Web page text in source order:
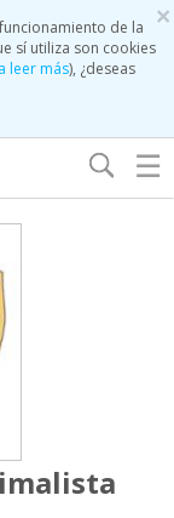
×
de la
sí utiliza son cookies
leer más), ¿deseas
☰